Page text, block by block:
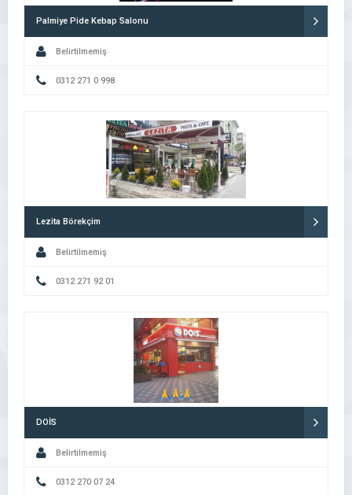
Palmiye Pide Kebap Salonu
Belirtilmemiş
0312 271 0 998
Lezita Börekçim
Belirtilmemiş
0312 271 92 01
DOİS
Belirtilmemiş
0312 270 07 24